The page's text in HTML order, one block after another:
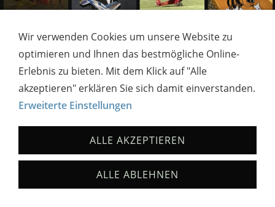
IMPRESSUM COOKIES
Wir verwenden Cookies um unsere Website zu
optimieren und Ihnen das bestmögliche Online-
Erlebnis zu bieten. Mit dem Klick auf "Alle
akzeptieren" erklären Sie sich damit einverstanden.
Erweiterte Einstellungen
ALLE AKZEPTIEREN
ALLE ABLEHNEN